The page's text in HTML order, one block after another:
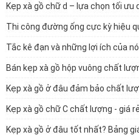
Kẹp xà gồ chữ d – lựa chọn tối ưu
Thi công đường ống cực kỳ hiệu
Tắc kê đạn và những lợi ích của
Bán kẹp xà gồ hộp vuông chất
Kẹp xà gồ ở đâu đảm bảo chất
Kẹp xà gồ chữ C chất lượng - giá
Kẹp xà gồ ở đâu tốt nhất? Bảng